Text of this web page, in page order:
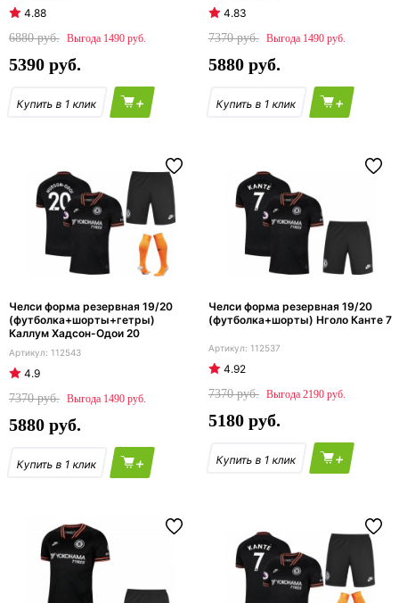
4.88
6880
1490
5390
+
4.83
7370
1490
5880
+
Челси форма резервная 19/20
(футболка+шорты+гетры)
Каллум Хадсон-Одои 20
112543
4.9
7370
1490
5880
+
Челси форма резервная 19/20
(футболка+шорты) Нголо Канте 7
112537
4.92
7370
2190
5180
+